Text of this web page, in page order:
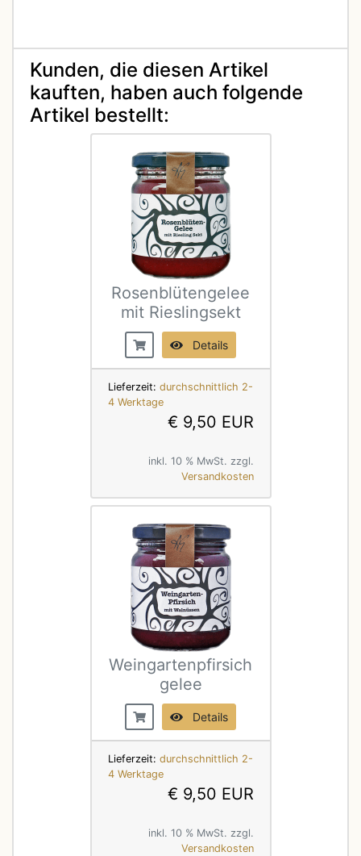
Kunden, die diesen Artikel
kauften, haben auch folgende
Artikel bestellt:
Rosenblütengelee
mit Rieslingsekt
Details
Lieferzeit: durchschnittlich 2-
4 Werktage
€ 9,50 EUR
inkl. 10 % MwSt. zzgl.
Versandkosten
Weingartenpfirsich
gelee
Details
Lieferzeit: durchschnittlich 2-
4 Werktage
€ 9,50 EUR
inkl. 10 % MwSt. zzgl.
Versandkosten